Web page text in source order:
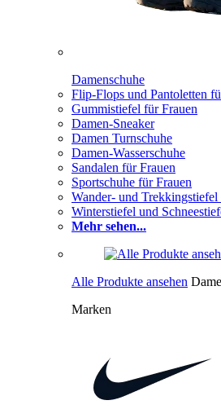
Damenschuhe
Flip-Flops und Pantoletten
Gummistiefel für Frauen
Damen-Sneaker
Damen Turnschuhe
Damen-Wasserschuhe
Sandalen für Frauen
Sportschuhe für Frauen
Wander- und Trekkingstiefel
Winterstiefel und
Mehr sehen...
Alle Produkte ansehen
Marken